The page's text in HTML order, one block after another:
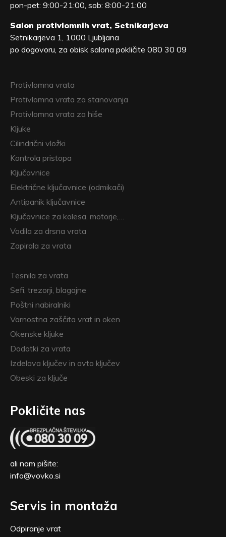
pon-pet: 9:00-21:00, sob: 8:00-21:00
Salon protivlomnih vrat, Setnikarjeva
Setnikarjeva 1, 1000 Ljubljana
po dogovoru, za obisk salona pokličite 080 30 09
Protivlomna vrata
Protivlomna vrata za stanovanja
Protivlomna vrata za hiše
Kljuke
Cilindrični vložki
Kontrola pristopa
Ključavnice
Električne ključavnice (odmikači)
Antipanik ključavnice
Ključavnice za kolesa, motorje,…
Vodila za drsna vrata
Zapirala za vrata
Tesnila za vrata
Sefi, trezorji, blagajne
Poštni nabiralniki
Varnostna zaščita vrat in oken
Okenske kljuke
Dodatki za vrata
Izdelava ključev in avto ključev
Obeski za ključe
Pokličite nas
ali nam pišite:
info@vovko.si
Servis in montaža
Odpiranje vrat